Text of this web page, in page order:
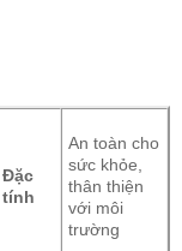
Đặc
tính
An toàn cho
sức khỏe,
thân thiện
với môi
trường